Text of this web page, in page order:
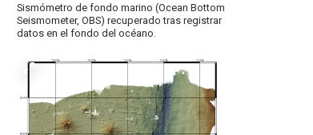
Sismómetro de fondo marino (Ocean Bottom
Seismometer, OBS) recuperado tras registrar
datos en el fondo del océano.